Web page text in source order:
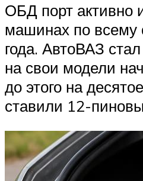
ОБД порт активно
машинах по всему
года. АвтоВАЗ
на свои модели
до этого на
ставили 12-